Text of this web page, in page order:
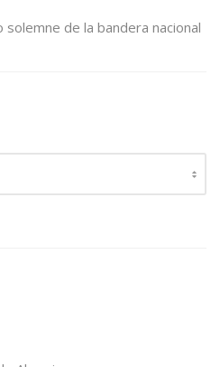
solemne de la bandera nacional